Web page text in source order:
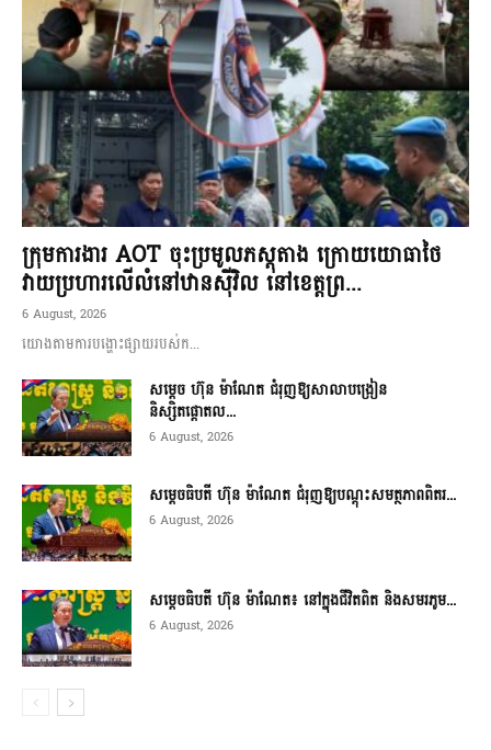
ក្រុមការងារ AOT ចុះប្រមូលភស្តុតាង ក្រោយយោធាថៃ
វាយប្រហារលើលំនៅឋានស៊ីវិល នៅខេត្តព្រ...
6 August, 2026
យោងតាមការបង្ហោះផ្សាយរបស់ក...
សម្តេច ហ៊ុន ម៉ាណែត ជំរុញឱ្យសាលាបង្រៀន
និស្សិតផ្តោតល...
6 August, 2026
សម្តេចធិបតី ហ៊ុន ម៉ាណែត ជំរុញឱ្យបណ្តុះសមត្ថភាពពិតរ...
6 August, 2026
សម្តេចធិបតី ហ៊ុន ម៉ាណែត៖ នៅក្នុងជីវិតពិត និងសមរភូម...
6 August, 2026